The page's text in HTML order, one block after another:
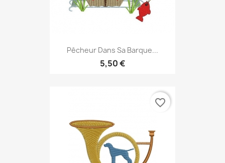
Pêcheur Dans Sa Barque...
5,50 €
favorite_border